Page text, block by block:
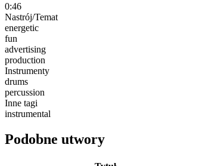
0:46
Nastrój/Temat
energetic
fun
advertising
production
Instrumenty
drums
percussion
Inne tagi
instrumental
Podobne utwory